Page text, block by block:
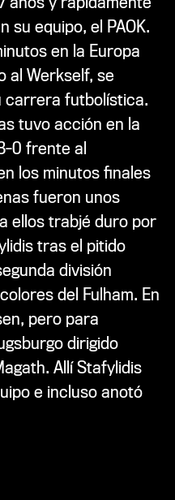
su equipo, el PAOK.
en la Europa
al Werkself, se
carrera futbolística.
tuvo acción en la
0 frente al
los minutos finales
fueron unos
ellos trabjé duro por
tras el pitido
división
del Fulham. En
pero para
dirigido
Allí Stafylidis
e incluso anotó